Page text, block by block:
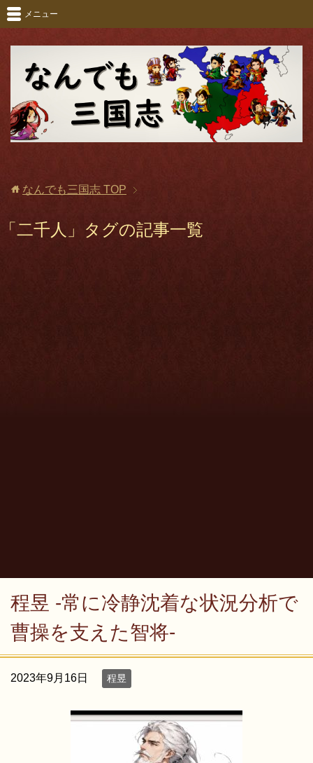
メニュー
なんでも三国志 TOP
「二千人」タグの記事一覧
程昱 -常に冷静沈着な状況分析で
曹操を支えた智将-
2023年9月16日 程昱